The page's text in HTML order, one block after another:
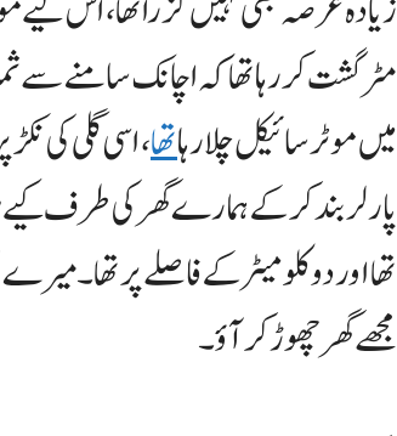
مٹر گشت کر رہا تھا کہ اچانک سامنے
میں موٹر سائیکل چلا رہاتھا، اسی گلی کی
پارلر بند کر کے ہمارے گھر کی طرف
تھا اور دو کلو میٹر کے فاصلے پر تھا۔
مجھے گھر چھوڑ کر آؤ۔